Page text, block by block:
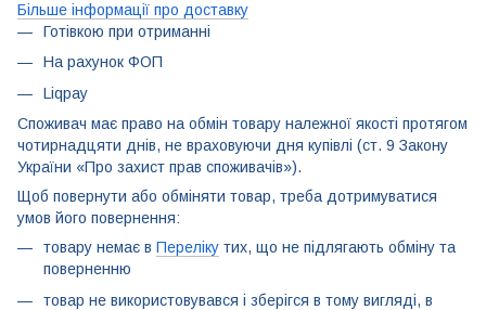
Більше інформації про доставку
Готівкою при отриманні
На рахунок ФОП
Liqpay
Споживач має право на обмін товару належної якості протягом
чотирнадцяти днів, не враховуючи дня купівлі (ст. 9 Закону
України «Про захист прав споживачів»).
Щоб повернути або обміняти товар, треба дотримуватися
умов його повернення:
товару немає в Переліку тих, що не підлягають обміну та
поверненню
товар не використовувався і зберігся в тому вигляді, в